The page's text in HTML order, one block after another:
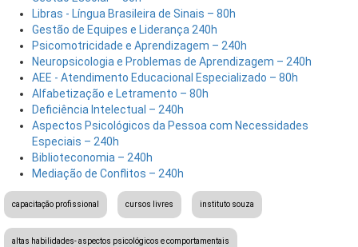
Libras - Língua Brasileira de Sinais – 80h
Gestão de Equipes e Liderança 240h
Psicomotricidade e Aprendizagem – 240h
Neuropsicologia e Problemas de Aprendizagem – 240h
AEE - Atendimento Educacional Especializado – 80h
Alfabetização e Letramento – 80h
Deficiência Intelectual – 240h
Aspectos Psicológicos da Pessoa com Necessidades
Especiais – 240h
Biblioteconomia – 240h
Mediação de Conflitos – 240h
capacitação profissional cursos livres instituto souza
altas habilidades- aspectos psicológicos e comportamentais